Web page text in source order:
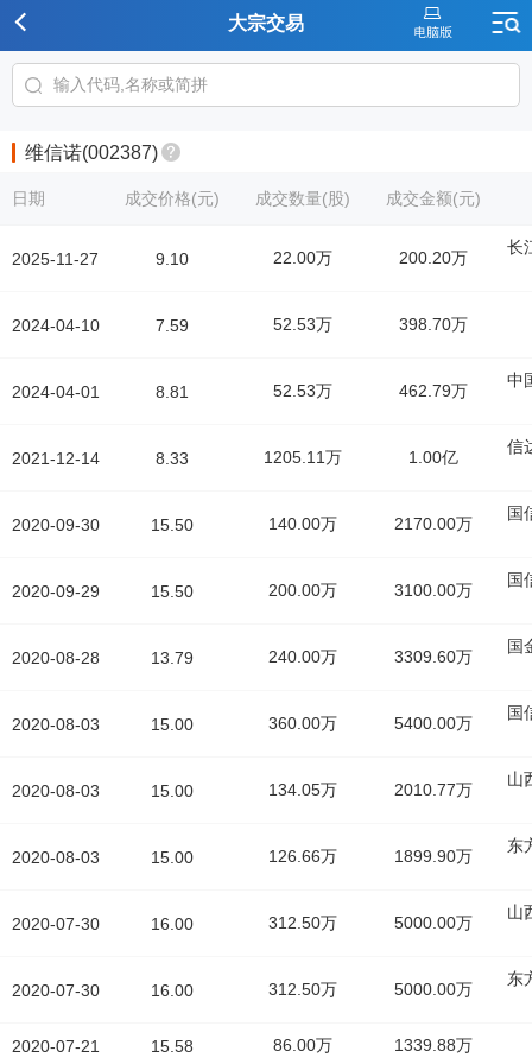
大宗交易
维信诺(002387)
日期
2025-11-27
2024-04-10
2024-04-01
2021-12-14
2020-09-30
2020-09-29
2020-08-28
2020-08-03
2020-08-03
2020-08-03
2020-07-30
2020-07-30
2020-07-21
成交价格(元) 成交数量(股) 成交金额(元)
9.10 22.00万 200.20万
长
7.59 52.53万 398.70万
8.81 52.53万 462.79万
中
8.33 1205.11万 1.00亿
信
15.50 140.00万 2170.00万
国
15.50 200.00万 3100.00万
国
13.79 240.00万 3309.60万
国
15.00 360.00万 5400.00万
国
15.00 134.05万 2010.77万
山
15.00 126.66万 1899.90万
东
16.00 312.50万 5000.00万
山
16.00 312.50万 5000.00万
东
15.58 86.00万 1339.88万